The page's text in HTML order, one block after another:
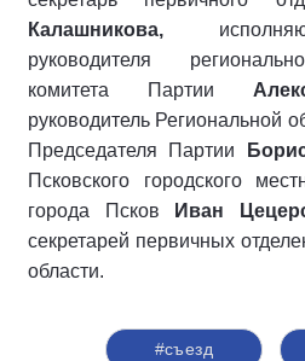
Калашникова,
руководителя
комитета Партии
руководитель Региональной
Председателя Партии
Псковского городского
города Псков
Иван
секретарей первичных
области.
#съезд